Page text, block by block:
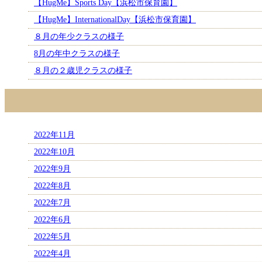
【HugMe】Sports Day【浜松市保育園】
【HugMe】InternationalDay【浜松市保育園】
８月の年少クラスの様子
8月の年中クラスの様子
８月の２歳児クラスの様子
2022年11月
2022年10月
2022年9月
2022年8月
2022年7月
2022年6月
2022年5月
2022年4月